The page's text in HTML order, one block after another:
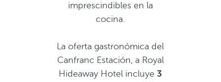
imprescindibles en la
cocina.
La oferta gastronómica del
Canfranc Estación, a Royal
Hideaway Hotel incluye3